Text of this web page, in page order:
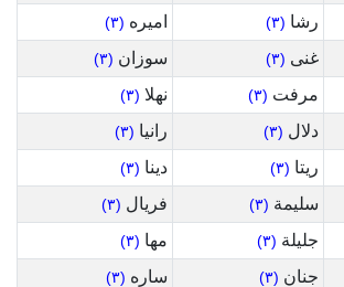
رشا (٣) اميره (٣)
غنى (٣) سوزان (٣)
مرفت (٣) نهلا (٣)
دلال (٣) رانيا (٣)
ريتا (٣) دينا (٣)
سليمة (٣) فريال (٣)
جليلة (٣) مها (٣)
جنان (٣) ساره (٣)